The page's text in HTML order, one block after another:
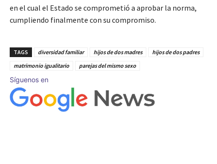
en el cual el Estado se comprometió a aprobar la norma,
cumpliendo finalmente con su compromiso.
TAGS diversidad familiar hijos de dos madres
hijos de dos padres
matrimonio igualitario
parejas del mismo sexo
Síguenos en